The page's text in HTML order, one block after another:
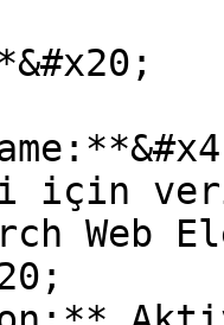
için
Web